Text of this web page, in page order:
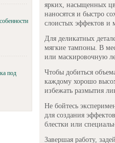
под
ярких, насыщенных
наносятся и быстро
слоистых эффектов и
Для деликатных
мягкие тампоны. В
или маскировочную
Чтобы добиться
каждому хорошо
избежать размытия
Не бойтесь
для создания
блестки или
Завершая работу,